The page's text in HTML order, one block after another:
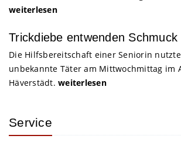
weiterlesen
Trickdiebe entwenden
Die Hilfsbereitschaft einer Seniorin
unbekannte Täter am Mittwochmittag im
Häverstädt. weiterlesen
Service